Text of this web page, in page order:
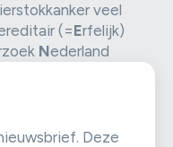
veel
(=Erfelijk)
Nederland
Deze